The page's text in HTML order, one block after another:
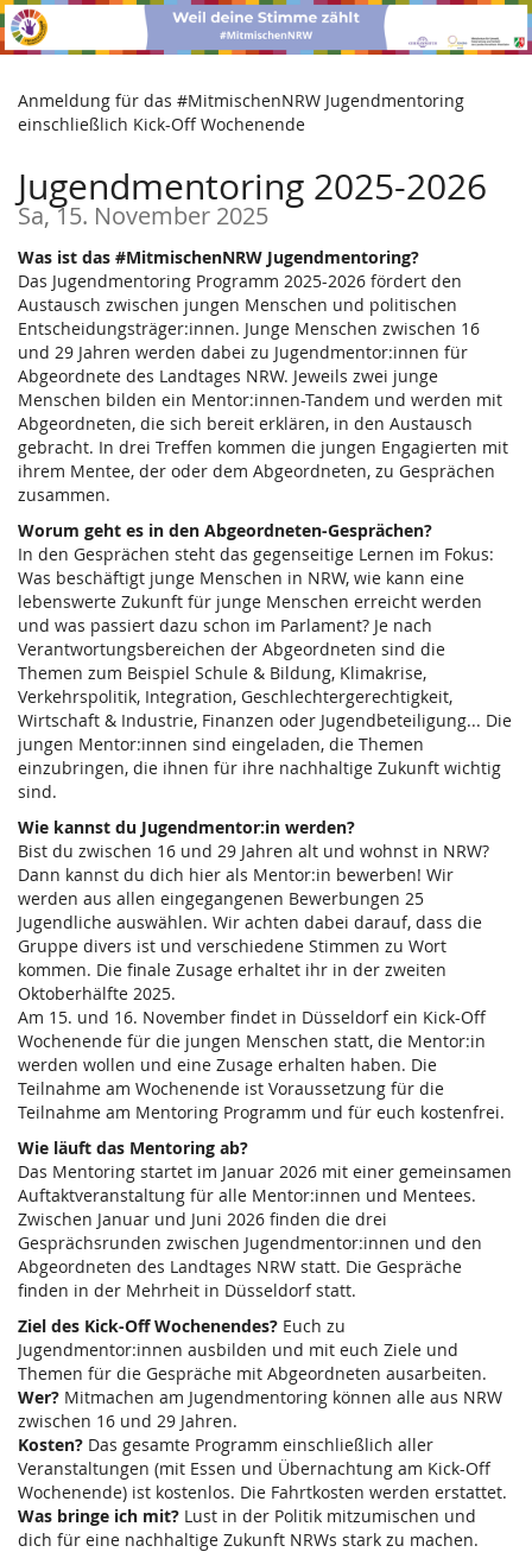
Zum
Haupt-
springen
Anmeldung für das #MitmischenNRW Jugendmentoring
einschließlich Kick-Off Wochenende
Jugendmentoring 2025-2026
Sa, 15. November 2025
Was ist das #MitmischenNRW Jugendmentoring?
Das Jugendmentoring Programm 2025-2026 fördert den
Austausch zwischen jungen Menschen und politischen
Entscheidungsträger:innen. Junge Menschen zwischen 16
und 29 Jahren werden dabei zu Jugendmentor:innen für
Abgeordnete des Landtages NRW. Jeweils zwei junge
Menschen bilden ein Mentor:innen-Tandem und werden mit
Abgeordneten, die sich bereit erklären, in den Austausch
gebracht. In drei Treffen kommen die jungen Engagierten mit
ihrem Mentee, der oder dem Abgeordneten, zu Gesprächen
zusammen.
Worum geht es in den Abgeordneten-Gesprächen?
In den Gesprächen steht das gegenseitige Lernen im Fokus:
Was beschäftigt junge Menschen in NRW, wie kann eine
lebenswerte Zukunft für junge Menschen erreicht werden
und was passiert dazu schon im Parlament? Je nach
Verantwortungsbereichen der Abgeordneten sind die
Themen zum Beispiel Schule & Bildung, Klimakrise,
Verkehrspolitik, Integration, Geschlechtergerechtigkeit,
Wirtschaft & Industrie, Finanzen oder Jugendbeteiligung... Die
jungen Mentor:innen sind eingeladen, die Themen
einzubringen, die ihnen für ihre nachhaltige Zukunft wichtig
sind.
Wie kannst du Jugendmentor:in werden?
Bist du zwischen 16 und 29 Jahren alt und wohnst in NRW?
Dann kannst du dich hier als Mentor:in bewerben! Wir
werden aus allen eingegangenen Bewerbungen 25
Jugendliche auswählen. Wir achten dabei darauf, dass die
Gruppe divers ist und verschiedene Stimmen zu Wort
kommen. Die finale Zusage erhaltet ihr in der zweiten
Oktoberhälfte 2025.
Am 15. und 16. November findet in Düsseldorf ein Kick-Off
Wochenende für die jungen Menschen statt, die Mentor:in
werden wollen und eine Zusage erhalten haben. Die
Teilnahme am Wochenende ist Voraussetzung für die
Teilnahme am Mentoring Programm und für euch kostenfrei.
Wie läuft das Mentoring ab?
Das Mentoring startet im Januar 2026 mit einer gemeinsamen
Auftaktveranstaltung für alle Mentor:innen und Mentees.
Zwischen Januar und Juni 2026 finden die drei
Gesprächsrunden zwischen Jugendmentor:innen und den
Abgeordneten des Landtages NRW statt. Die Gespräche
finden in der Mehrheit in Düsseldorf statt.
Ziel des Kick-Off Wochenendes? Euch zu
Jugendmentor:innen ausbilden und mit euch Ziele und
Themen für die Gespräche mit Abgeordneten ausarbeiten.
Wer? Mitmachen am Jugendmentoring können alle aus NRW
zwischen 16 und 29 Jahren.
Kosten? Das gesamte Programm einschließlich aller
Veranstaltungen (mit Essen und Übernachtung am Kick-Off
Wochenende) ist kostenlos. Die Fahrtkosten werden erstattet.
Was bringe ich mit? Lust in der Politik mitzumischen und
dich für eine nachhaltige Zukunft NRWs stark zu machen.